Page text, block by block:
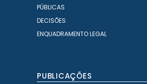
PÚBLICAS
DECISÕES
ENQUADRAMENTO LEGAL
PUBLICAÇÕES